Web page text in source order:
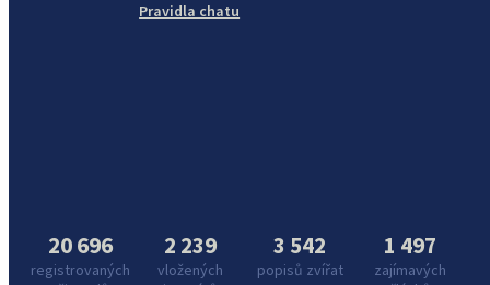
Pravidla chatu
20 696
registrovaných
2 239
vložených
3 542
popisů zvířat
1 497
zajímavých